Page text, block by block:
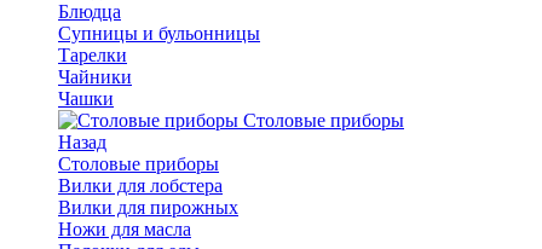
Блюдца
Супницы и бульонницы
Тарелки
Чайники
Чашки
Cтоловые приборы
Назад
Cтоловые приборы
Вилки для лобстера
Вилки для пирожных
Ножи для масла